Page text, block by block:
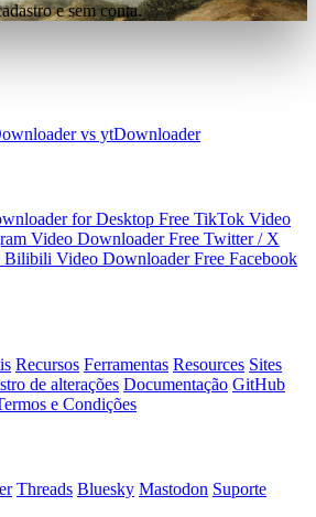
e sem conta.
vs ytDownloader
for Desktop Free TikTok Video
Video DownloaderFree Twitter / X
Bilibili Video DownloaderFree Facebook
Recursos Ferramentas Resources Sites
de alterações Documentação GitHub
e Condições
Threads Bluesky Mastodon Suporte